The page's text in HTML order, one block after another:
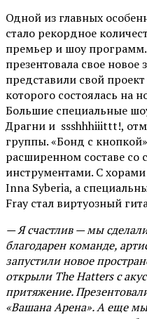
Одной из главных
стало рекордное
премьер и шоу
презентовала свое новое
представили свой
которого состоялась на
Большие специальные
Драгни и ssshhhiiittt!,
группы. «Бонд с
расширенном составе
инструментами. С
Inna Syberia, а
Fray стал виртуозный
— Я счастлив — мы
благодарен команде,
запустили новое
открыли The Hatters с
притяжение.
«Вашана Арена». А еще